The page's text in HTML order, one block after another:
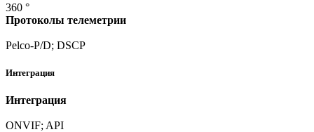
360 °
Протоколы телеметрии
Pelco-P/D; DSCP
Интеграция
Интеграция
ONVIF; API